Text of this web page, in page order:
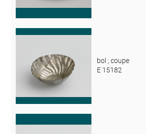
bol ; coupe
E 15182